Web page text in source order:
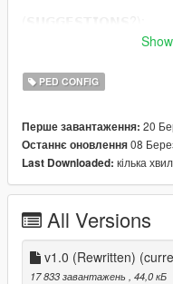
Discord Serverto
(𝗕𝗨𝗚𝗦):
find a bug let me know)
(𝗜𝗡𝗦𝗧𝗔𝗟𝗟𝗔𝗧𝗜𝗢𝗡):
InstallOpenIV
Drag and drop BDERO.oiv
Install into MODS folder
PED CONFIG
Перше завантаження: 20
Останнє оновлення08
Last Downloaded: кілька
All Versions
v1.0 (Rewritten)
17 833 завантажень
, 44,0 кБ